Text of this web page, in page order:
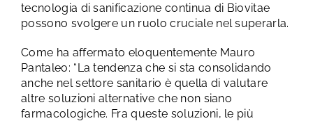
tecnologia di sanificazione continua di Biovitae
possono svolgere un ruolo cruciale nel superarla.
Come ha affermato eloquentemente Mauro
Pantaleo: “La tendenza che si sta consolidando
anche nel settore sanitario è quella di valutare
altre soluzioni alternative che non siano
farmacologiche. Fra queste soluzioni, le più